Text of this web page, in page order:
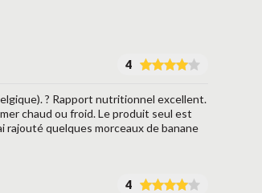
4
? Rapport nutritionnel excellent.
chaud ou froid. Le produit seul est
rajouté quelques morceaux de banane
4